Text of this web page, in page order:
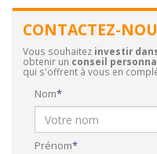
CONTACTEZ-
Vous souhaitez investir
obtenir un conseil
qui s'offrent à vous en
Nom
Prénom